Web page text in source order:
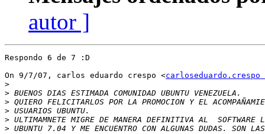
autor ]
Respondo 6 de 7 :D
On 9/7/07, carlos eduardo crespo <carloseduardo.crespo
>
>
>
>
>
>